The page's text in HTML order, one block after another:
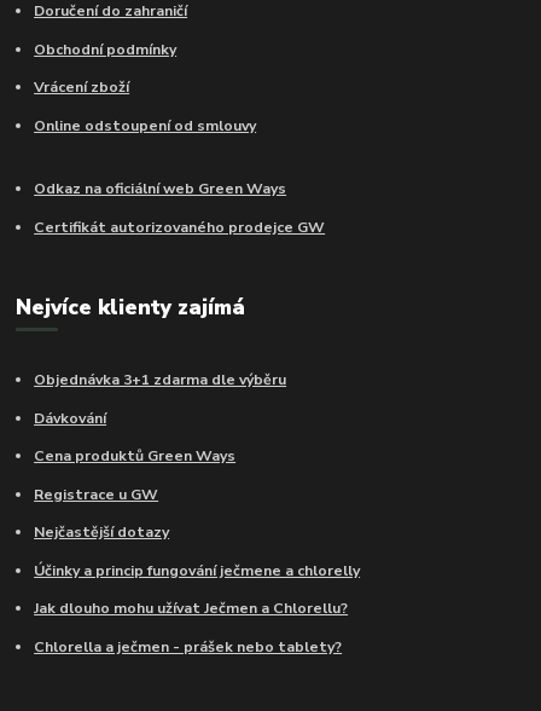
Doručení do zahraničí
Obchodní podmínky
Vrácení zboží
Online odstoupení od smlouvy
Odkaz na oficiální web Green Ways
Certifikát autorizovaného prodejce GW
Nejvíce klienty zajímá
Objednávka 3+1 zdarma dle výběru
Dávkování
Cena produktů Green Ways
Registrace u GW
Nejčastější dotazy
Účinky a princip fungování ječmene a chlorelly
Jak dlouho mohu užívat Ječmen a Chlorellu?
Chlorella a ječmen - prášek nebo tablety?